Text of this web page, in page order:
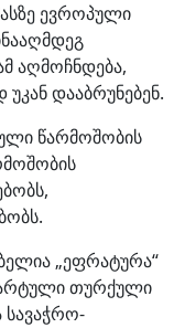
ევროპული
აღმოჩნდება,
დააბრუნებენ.
წარმოშობის
„ეფრატურა“
თურქული